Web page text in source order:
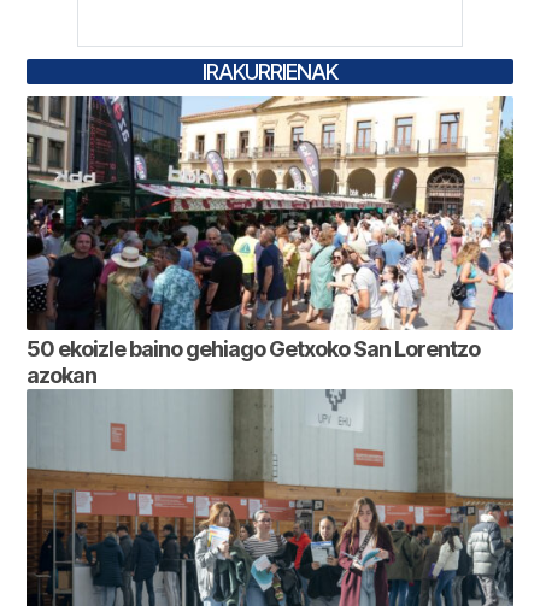
IRAKURRIENAK
50 ekoizle baino gehiago Getxoko San Lorentzo
azokan